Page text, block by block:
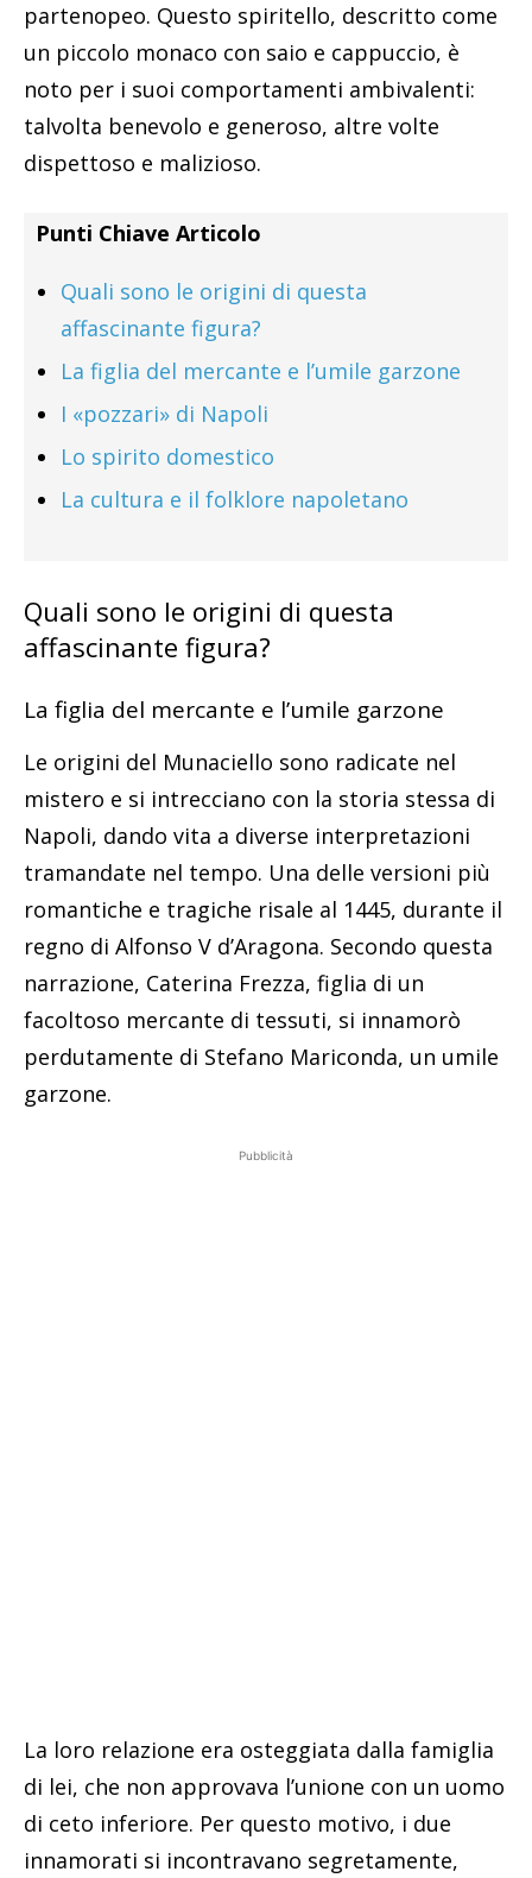
partenopeo. Questo spiritello, descritto come
un piccolo monaco con saio e cappuccio, è
noto per i suoi comportamenti ambivalenti:
talvolta benevolo e generoso, altre volte
dispettoso e malizioso.
Punti Chiave Articolo
Quali sono le origini di questa
affascinante figura?
La figlia del mercante e l’umile garzone
I «pozzari» di Napoli
Lo spirito domestico
La cultura e il folklore napoletano
Quali sono le origini di questa
affascinante figura?
La figlia del mercante e l’umile garzone
Le origini del Munaciello sono radicate nel
mistero e si intrecciano con la storia stessa di
Napoli, dando vita a diverse interpretazioni
tramandate nel tempo. Una delle versioni più
romantiche e tragiche risale al 1445, durante il
regno di Alfonso V d’Aragona. Secondo questa
narrazione, Caterina Frezza, figlia di un
facoltoso mercante di tessuti, si innamorò
perdutamente di Stefano Mariconda, un umile
garzone.
Pubblicità
La loro relazione era osteggiata dalla famiglia
di lei, che non approvava l’unione con un uomo
di ceto inferiore. Per questo motivo, i due
innamorati si incontravano segretamente,